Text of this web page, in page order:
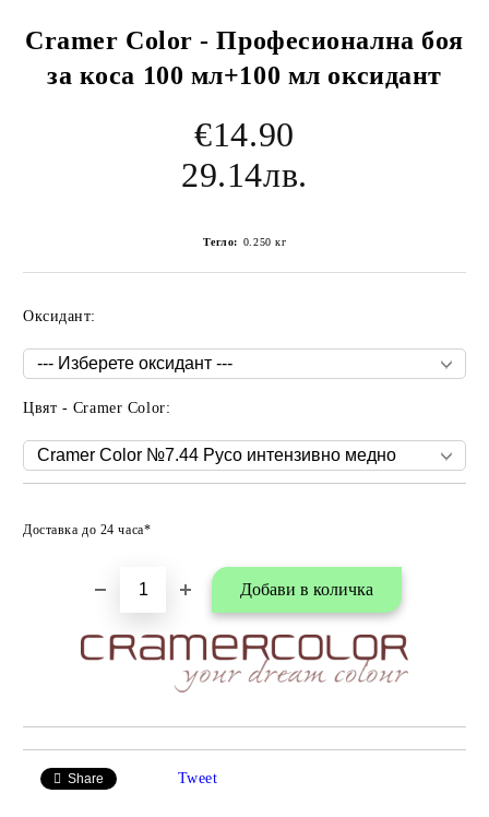
Cramer Color - Професионална боя
за коса 100 мл+100 мл оксидант
€14.90
29.14лв.
Тегло: 0.250 кг
Оксидант:
Цвят - Cramer Color:
Доставка до 24 часа*
Share Tweet